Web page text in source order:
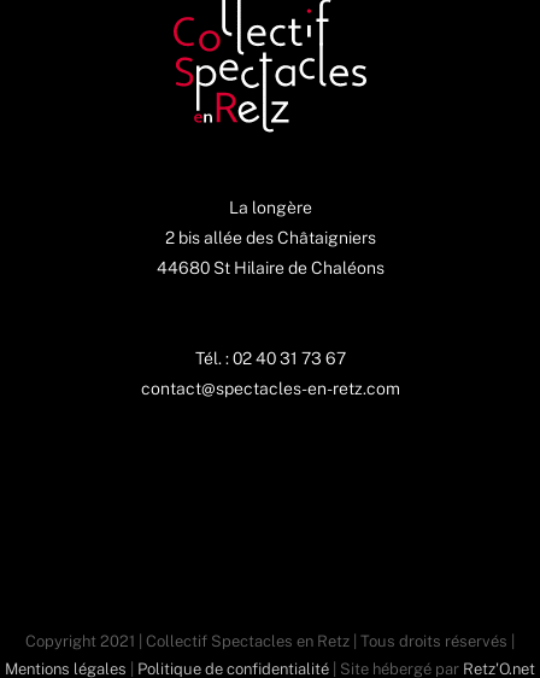
La longère
2 bis allée des Châtaigniers
44680 St Hilaire de Chaléons
Tél. : 02 40 31 73 67
contact@spectacles-en-retz.com
Copyright 2021 | Collectif Spectacles en Retz | Tous droits réservés |
Mentions légales
Politique de confidentialité | Site hébergé par Retz'O.net